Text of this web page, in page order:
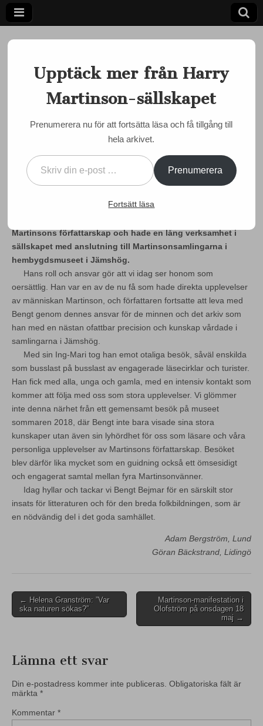
Harry
Martinson-
sällskapet
Ett författarskap som fångar daggdroppen och speglar
kosmos
MINNESORD
Till Bengt Bejmars minne
admin •17 maj, 2022 •0 Comments
sörjer Bengt Bejmar som lämnat oss. Han var en
Martinsons författarskap och hade en lång verksamhet i
sällskapet med anslutning till Martinsonsamlingarna i
hembygdsmuseet i Jämshög.
Hans roll och ansvar gör att vi idag ser honom som
oersättlig. Han var en av de nu få som hade direkta upplevelser
av människan Martinson, och författaren fortsatte att leva med
Bengt genom dennes ansvar för de minnen och det arkiv som
han med en nästan ofattbar precision och kunskap vårdade i
samlingarna i Jämshög.
Med sin Ing-Mari tog han emot otaliga besök, såväl enskilda
som busslast på busslast av engagerade läsecirklar och turister.
Han fick med alla, unga och gamla, med en intensiv kontakt som
kommer att följa med oss som stora upplevelser. Vi glömmer
inte denna närhet från ett gemensamt besök på museet
sommaren 2018, där Bengt inte bara visade sina stora
kunskaper utan även sin lyhördhet för oss som läsare och våra
personliga upplevelser av Martinsons författarskap. Besöket
blev därför lika mycket som en guidning också ett ömsesidigt
och engagerat samtal mellan fyra Martinsonvänner.
Idag hyllar och tackar vi Bengt Bejmar för en särskilt stor
insats för litteraturen och för den breda folkbildningen, som är
en nödvändig del i det goda samhället.
Adam Bergström, Lund
Göran Bäckstrand, Lidingö
Post
navigation
← Helena Granström: ”Var
ska naturen sökas?”
Martinson-manifestation i
Olofström på onsdagen 18
maj →
Lämna ett svar
Din e-postadress kommer inte publiceras. Obligatoriska fält är
märkta *
Kommentar *
Upptäck mer från Harry
Martinson-sällskapet
Prenumerera nu för att fortsätta läsa och få tillgång till
hela arkivet.
Prenumerera
Fortsätt läsa